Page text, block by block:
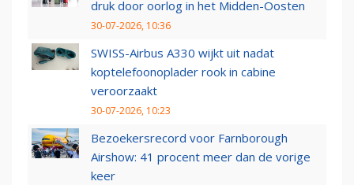
druk door oorlog in het Midden-Oosten
30-07-2026, 10:36
SWISS-Airbus A330 wijkt uit nadat
koptelefoonoplader rook in cabine
veroorzaakt
30-07-2026, 10:23
Bezoekersrecord voor Farnborough
Airshow: 41 procent meer dan de vorige
keer